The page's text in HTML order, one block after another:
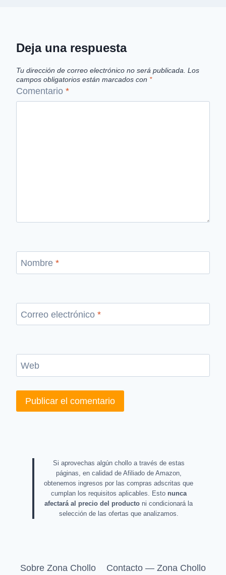
Deja una respuesta
Tu dirección de correo electrónico no será publicada. Los
campos obligatorios están marcados con *
Comentario *
Nombre *
Correo electrónico *
Web
Si aprovechas algún chollo a través de estas
páginas, en calidad de Afiliado de Amazon,
obtenemos ingresos por las compras adscritas que
cumplan los requisitos aplicables. Esto nunca
afectará al precio del producto ni condicionará la
selección de las ofertas que analizamos.
Sobre Zona Chollo Contacto — Zona Chollo